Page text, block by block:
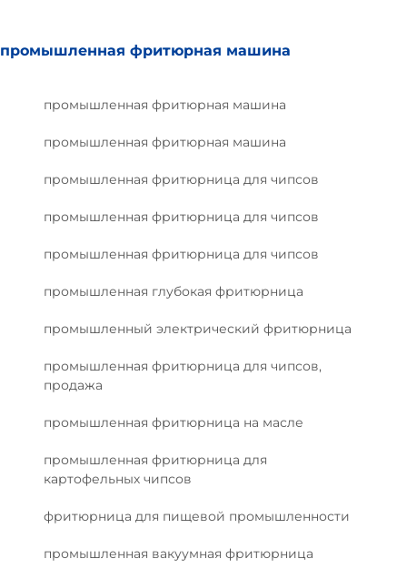
промышленная фритюрная машина
промышленная фритюрная машина
промышленная фритюрная машина
промышленная фритюрница для чипсов
промышленная фритюрница для чипсов
промышленная фритюрница для чипсов
промышленная глубокая фритюрница
промышленный электрический фритюрница
промышленная фритюрница для чипсов,
продажа
промышленная фритюрница на масле
промышленная фритюрница для
картофельных чипсов
фритюрница для пищевой промышленности
промышленная вакуумная фритюрница